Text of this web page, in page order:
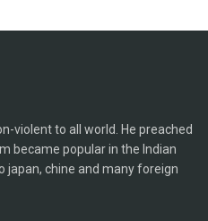
violent to all world. He preached
became popular in the Indian
japan, chine and many foreign